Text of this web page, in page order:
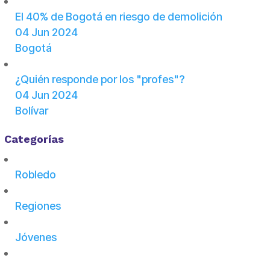
El 40% de Bogotá en riesgo de demolición
04 Jun 2024
Bogotá
¿Quién responde por los "profes"?
04 Jun 2024
Bolívar
Categorías
Robledo
Regiones
Jóvenes